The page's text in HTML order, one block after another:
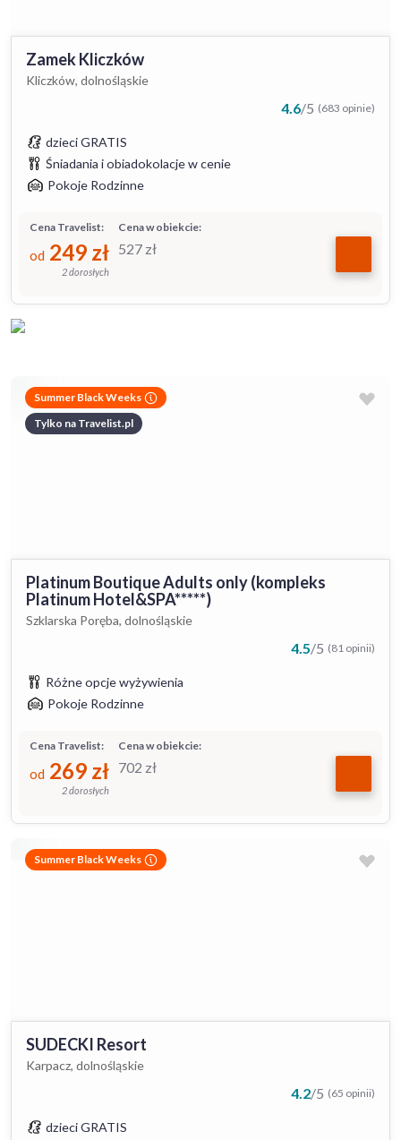
Zamek Kliczków
Kliczków, dolnośląskie
4.6/5 (683 opinie)
dzieci GRATIS
Śniadania i obiadokolacje w cenie
Pokoje Rodzinne
Cena w obiekcie:
527 zł
Cena Travelist:
od 249 zł
2 dorosłych
Summer Black Weeks
Tylko na Travelist.pl
Platinum Boutique Adults only (kompleks
Platinum Hotel&SPA*****)
Szklarska Poręba, dolnośląskie
4.5/5 (81 opinii)
Różne opcje wyżywienia
Pokoje Rodzinne
Cena w obiekcie:
702 zł
Cena Travelist:
od 269 zł
2 dorosłych
Summer Black Weeks
SUDECKI Resort
Karpacz, dolnośląskie
4.2/5 (65 opinii)
dzieci GRATIS